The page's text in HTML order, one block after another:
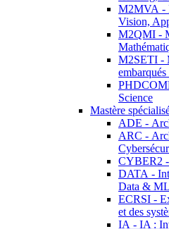
M2MVA -
Vision,
M2QMI -
M2SETI -
Science
Mastère
ADE -
ARC -
CYBER2 -
DATA -
Data &
ECRSI -
et des
IA - IA :